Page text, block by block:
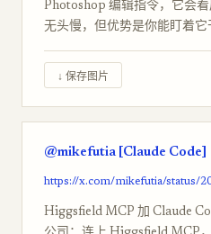
Photoshop 编辑指令，它会
无头慢，但优势是你能盯着它
↓ 保存图片
@mikefutia [Claude Code]
https://x.com/mikefutia/status/
Higgsfield MCP 加 Claude